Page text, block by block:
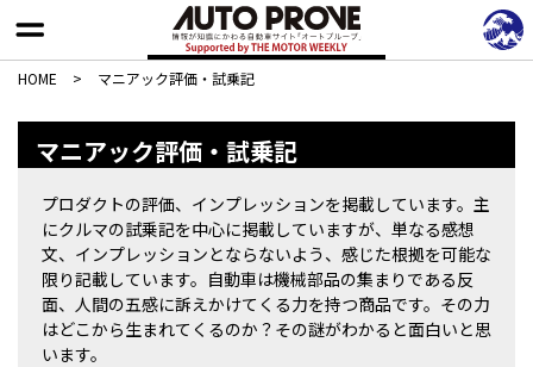
HOME > マニアック評価・試乗記
マニアック評価・試乗記
プロダクトの評価、インプレッションを掲載しています。主
にクルマの試乗記を中心に掲載していますが、単なる感想
文、インプレッションとならないよう、感じた根拠を可能な
限り記載しています。自動車は機械部品の集まりである反
面、人間の五感に訴えかけてくる力を持つ商品です。その力
はどこから生まれてくるのか？その謎がわかると面白いと思
います。